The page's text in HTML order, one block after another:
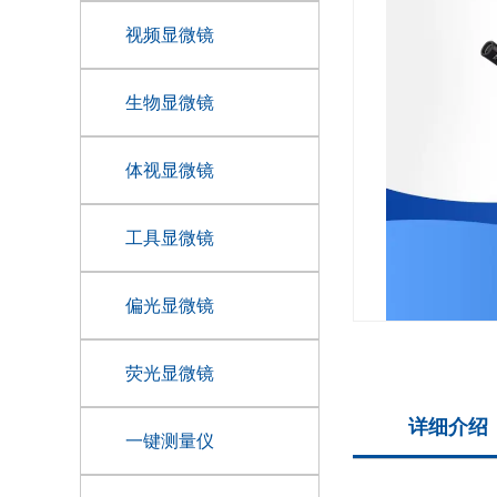
视频显微镜
生物显微镜
体视显微镜
工具显微镜
偏光显微镜
荧光显微镜
一键测量仪
详细介绍